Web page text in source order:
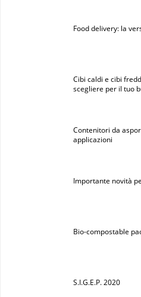
Food delivery: la
Cibi caldi e cibi
scegliere per il tuo
Contenitori da
applicazioni
Importante novità
Bio-compostable
S.I.G.E.P. 2020